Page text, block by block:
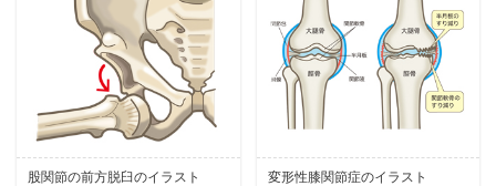
股関節の前方脱臼のイラスト 変形性膝関節症のイラスト